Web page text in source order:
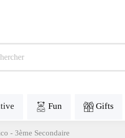
Fun Gifts
- 3ème Secondaire